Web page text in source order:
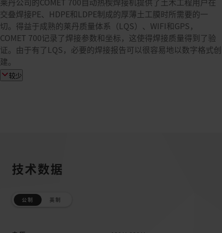
交叠焊接PE、HDPE和LDPE制成的厚薄土工膜时所需要的一
切。得益于成熟的莱丹质量体系（LQS）、WIFI和GPS，
COMET 700记录了焊接参数和坐标，这使得焊接质量得到了验
证。由于有了LQS，必要的焊接报告可以很容易地以数字格式创
建。
较少
技术数据
公制 英制